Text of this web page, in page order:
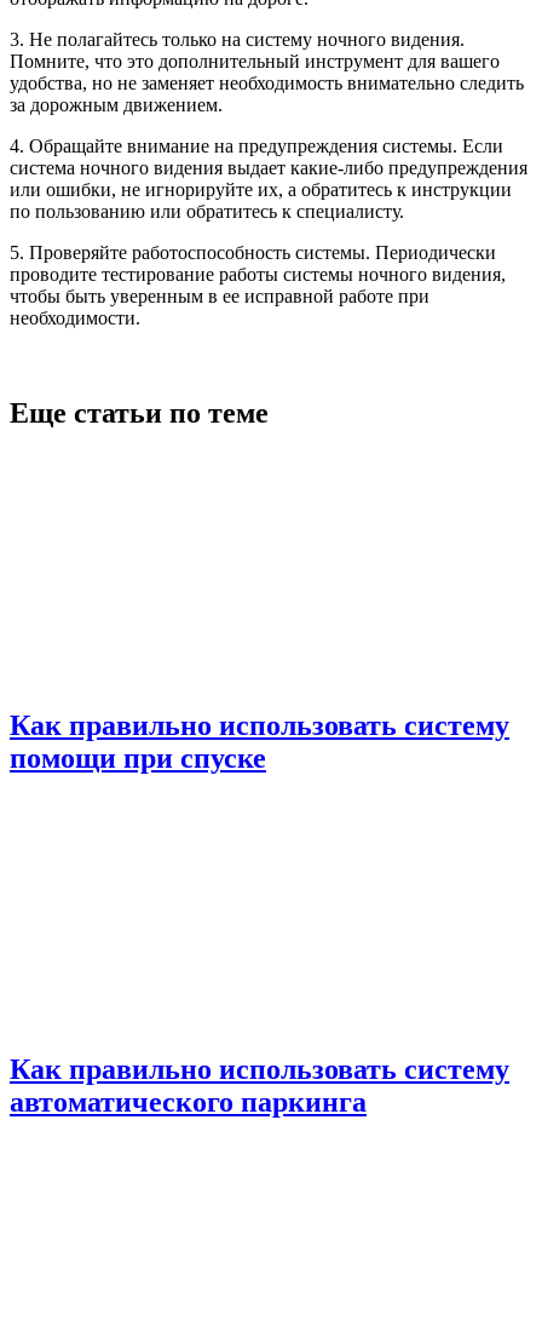
3. Не полагайтесь только на систему ночного видения.
Помните, что это дополнительный инструмент для вашего
удобства, но не заменяет необходимость внимательно следить
за дорожным движением.
4. Обращайте внимание на предупреждения системы. Если
система ночного видения выдает какие-либо предупреждения
или ошибки, не игнорируйте их, а обратитесь к инструкции
по пользованию или обратитесь к специалисту.
5. Проверяйте работоспособность системы. Периодически
проводите тестирование работы системы ночного видения,
чтобы быть уверенным в ее исправной работе при
необходимости.
Еще статьи по теме
Как правильно использовать систему
помощи при спуске
Как правильно использовать систему
автоматического паркинга